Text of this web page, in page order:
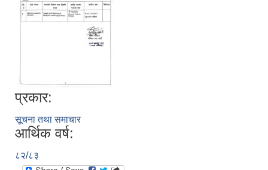
प्रकार:
सूचना तथा समाचार
आर्थिक वर्ष:
८२/८३